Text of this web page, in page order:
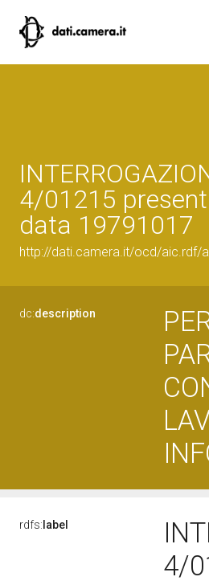
4/01215
data 19791017
http://dati.camera.it/ocd/aic.rdf/
dc:description
rdfs: label
4/